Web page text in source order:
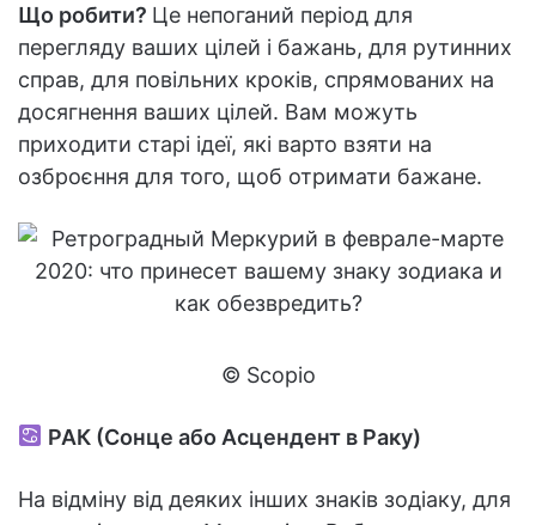
Що робити? Це непоганий період для
перегляду ваших цілей і бажань, для рутинних
справ, для повільних кроків, спрямованих на
досягнення ваших цілей. Вам можуть
приходити старі ідеї, які варто взяти на
озброєння для того, щоб отримати бажане.
© Scopio
РАК (Сонце або Асцендент в Раку)
На відміну від деяких інших знаків зодіаку, для